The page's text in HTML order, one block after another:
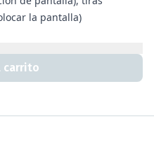
la pantalla)
carrito